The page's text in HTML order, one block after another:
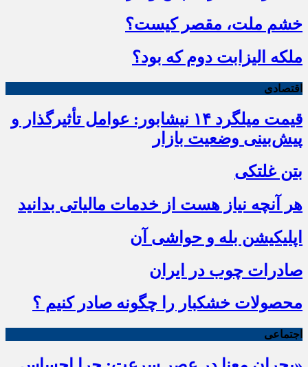
خشم ملت، مقصر کیست؟
ملکه الیزابت دوم که بود؟
اقتصادی
قیمت میلگرد ۱۴ نیشابور: عوامل تأثیرگذار و
پیش‌بینی وضعیت بازار
بتن غلتکی
هر آنچه نیاز هست از خدمات مالیاتی بدانید
اپلیکیشن بله و حواشی آن
صادرات چوب در ایران
محصولات خشکبار را چگونه صادر کنیم ؟
اجتماعی